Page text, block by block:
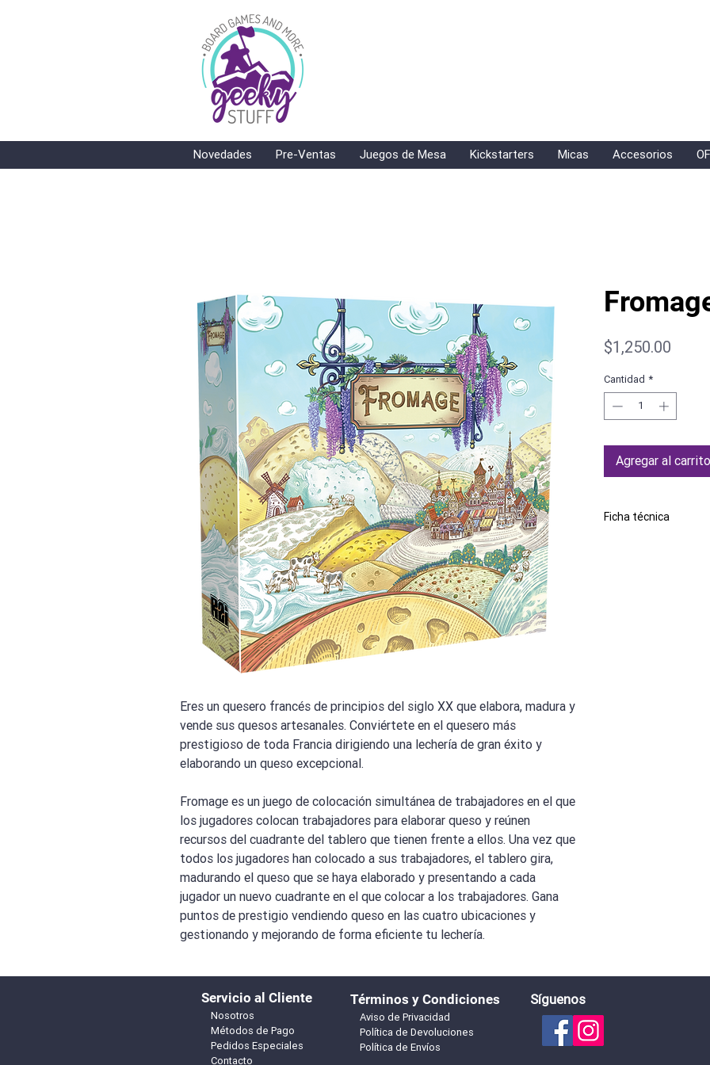
Novedades Pre-Ventas Juegos de Mesa Kickstarters Micas Accesorios
Eres un quesero francés de principios del siglo XX que elabora, madura y
vende sus quesos artesanales. Conviértete en el quesero más
prestigioso de toda Francia dirigiendo una lechería de gran éxito y
elaborando un queso excepcional.
Fromage es un juego de colocación simultánea de trabajadores en el que
los jugadores colocan trabajadores para elaborar queso y reúnen
recursos del cuadrante del tablero que tienen frente a ellos. Una vez que
todos los jugadores han colocado a sus trabajadores, el tablero gira,
madurando el queso que se haya elaborado y presentando a cada
jugador un nuevo cuadrante en el que colocar a los trabajadores. Gana
puntos de prestigio vendiendo queso en las cuatro ubicaciones y
gestionando y mejorando de forma eficiente tu lechería.
$1,250.00
Cantidad *
Agregar al carrito
Ficha técnica
Términos y Condiciones
Aviso de Privacidad
Política de Devoluciones
Política de Envíos
Servicio al Cliente
Nosotros
Métodos de Pago
Pedidos Especiales
Contacto
Síguenos